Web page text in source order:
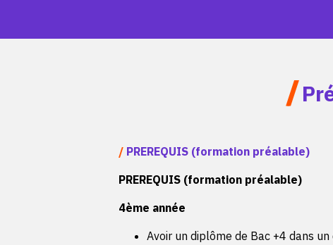
/
/PREREQUIS (formation préalable)
PREREQUIS (formation préalable)
4ème année
Avoir un diplôme de Bac +4 dans